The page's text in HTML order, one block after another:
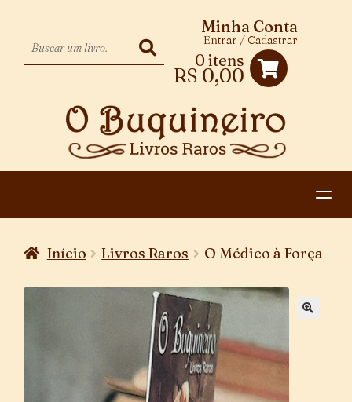
0 itens
R$ 0,00
Minha Conta
Entrar / Cadastrar
MENU
DESCENDENTE
PAGAMENTO E ENTREGA
CONTATO
Início Livros Raros O Médico à Força